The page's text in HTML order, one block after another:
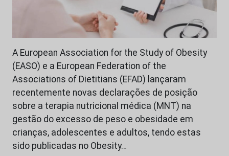
A European Association for the Study of Obesity
(EASO) e a European Federation of the
Associations of Dietitians (EFAD) lançaram
recentemente novas declarações de posição
sobre a terapia nutricional médica (MNT) na
gestão do excesso de peso e obesidade em
crianças, adolescentes e adultos, tendo estas
sido publicadas no Obesity…